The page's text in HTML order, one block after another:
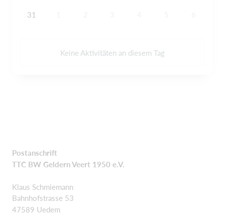
31
Keine Aktivitäten an diesem Tag
Postanschrift
TTC BW Geldern Veert 1950 e.V.
Klaus Schmiemann
Bahnhofstrasse 53
47589 Uedem